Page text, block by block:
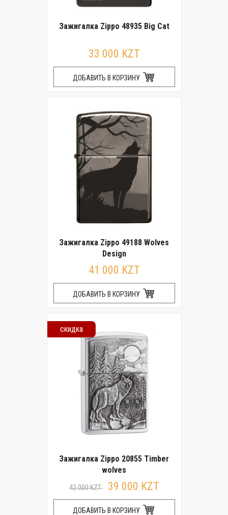
Зажигалка Zippo 48935 Big Cat
33 000 KZT
ДОБАВИТЬ В КОРЗИНУ
Зажигалка Zippo 49188 Wolves
Design
41 000 KZT
ДОБАВИТЬ В КОРЗИНУ
скидка
Зажигалка Zippo 20855 Timber
wolves
42 000 KZT 39 000 KZT
ДОБАВИТЬ В КОРЗИНУ